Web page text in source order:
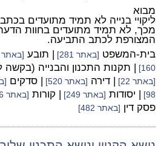
מבוא
ליקויי בנייה לא תמיד מתועדים
מכך, לא תמיד מתועדים בחוות
המצורפת לכתב התביעה.
בית-המשפט [באתר 281] | תובע [באתר 141]
160]
| תקנות התכנון והבנייה (בקשה
[באתר 22] | דירה [באתר 520] | סדקים
98]
| יסודות [באתר 249] | קורות [באתר 316]
פסק דין [באתר 482]